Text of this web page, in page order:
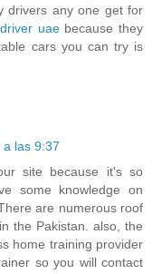
drivers any one get for
uaebecause they
cars you can try is
las 9:37
site because it's so
some knowledge on
are numerous roof
the Pakistan. also, the
home training provider
so you will contact